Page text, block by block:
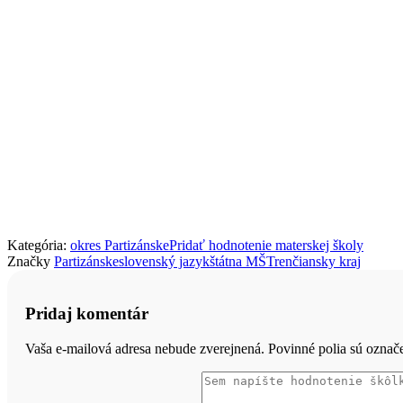
Kategória: okres PartizánskePridať hodnotenie materskej školy
Značky Partizánskeslovenský jazykštátna MŠTrenčiansky kraj
Pridaj komentár
Vaša e-mailová adresa nebude zverejnená. Povinné polia sú